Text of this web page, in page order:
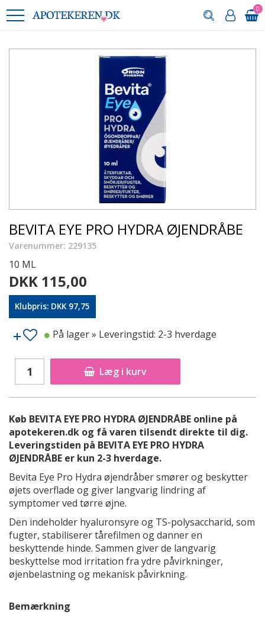
0
BEVITA EYE PRO HYDRA ØJENDRÅBE
Varenummer: 229135
10 ML
DKK 115,00
Klubpris: DKK 97,75
Læg i kurv
På lager» Leveringstid: 2-3 hverdage
Køb BEVITA EYE PRO HYDRA ØJENDRÅBE online på
apotekeren.dk og få varen tilsendt direkte til dig.
Leveringstiden på BEVITA EYE PRO HYDRA
ØJENDRÅBE er kun 2-3 hverdage.
Bevita Eye Pro Hydra øjendråber smører og beskytter
øjets overflade og giver langvarig lindring af
symptomer ved tørre øjne.
Den indeholder hyaluronsyre og TS-polysaccharid, som
fugter, stabi­liserer tårefilmen og danner en
beskyttende hinde. Sammen giver de langvarig
beskyttelse mod irritation fra ydre påvirkninger,
øjenbelastning og mekanisk påvirkning.
Bemærkning